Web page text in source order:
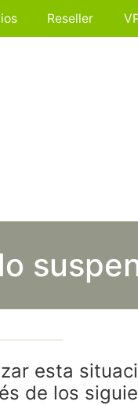
Reseller
esta
de los